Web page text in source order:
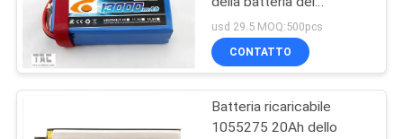
polimero del litio
dell'elicottero del UAV
RC
usd 29.5 MOQ:500pcs
CONTATTO
Batteria ricaricabile
1055275 20Ah dello